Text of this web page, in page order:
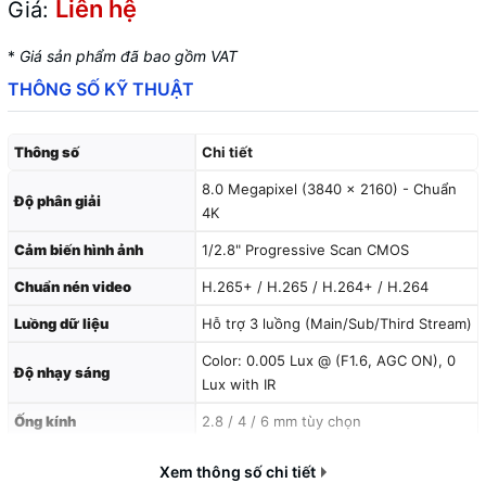
Giá: Liên hệ
* Giá sản phẩm đã bao gồm VAT
THÔNG SỐ KỸ THUẬT
Thông số Chi tiết
Độ phân giải
8.0 Megapixel (3840 × 2160) - Chuẩn
4K
Cảm biến hình ảnh 1/2.8" Progressive Scan CMOS
Chuẩn nén video H.265+ / H.265 / H.264+ / H.264
Luồng dữ liệu Hỗ trợ 3 luồng (Main/Sub/Third Stream)
Độ nhạy sáng
Color: 0.005 Lux @ (F1.6, AGC ON), 0
Lux with IR
Ống kính 2.8 / 4 / 6 mm tùy chọn
Xem thông số chi tiết